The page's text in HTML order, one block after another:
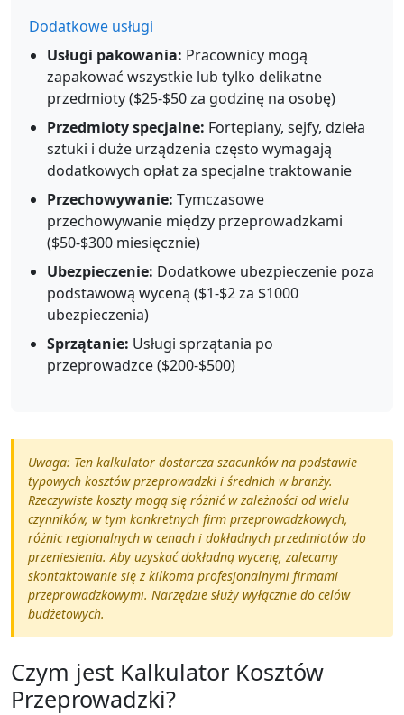
Dodatkowe usługi
Usługi pakowania: Pracownicy mogą
zapakować wszystkie lub tylko delikatne
przedmioty ($25-$50 za godzinę na osobę)
Przedmioty specjalne: Fortepiany, sejfy, dzieła
sztuki i duże urządzenia często wymagają
dodatkowych opłat za specjalne traktowanie
Przechowywanie: Tymczasowe
przechowywanie między przeprowadzkami
($50-$300 miesięcznie)
Ubezpieczenie: Dodatkowe ubezpieczenie poza
podstawową wyceną ($1-$2 za $1000
ubezpieczenia)
Sprzątanie: Usługi sprzątania po
przeprowadzce ($200-$500)
Uwaga: Ten kalkulator dostarcza szacunków na podstawie
typowych kosztów przeprowadzki i średnich w branży.
Rzeczywiste koszty mogą się różnić w zależności od wielu
czynników, w tym konkretnych firm przeprowadzkowych,
różnic regionalnych w cenach i dokładnych przedmiotów do
przeniesienia. Aby uzyskać dokładną wycenę, zalecamy
skontaktowanie się z kilkoma profesjonalnymi firmami
przeprowadzkowymi. Narzędzie służy wyłącznie do celów
budżetowych.
Czym jest Kalkulator Kosztów
Przeprowadzki?